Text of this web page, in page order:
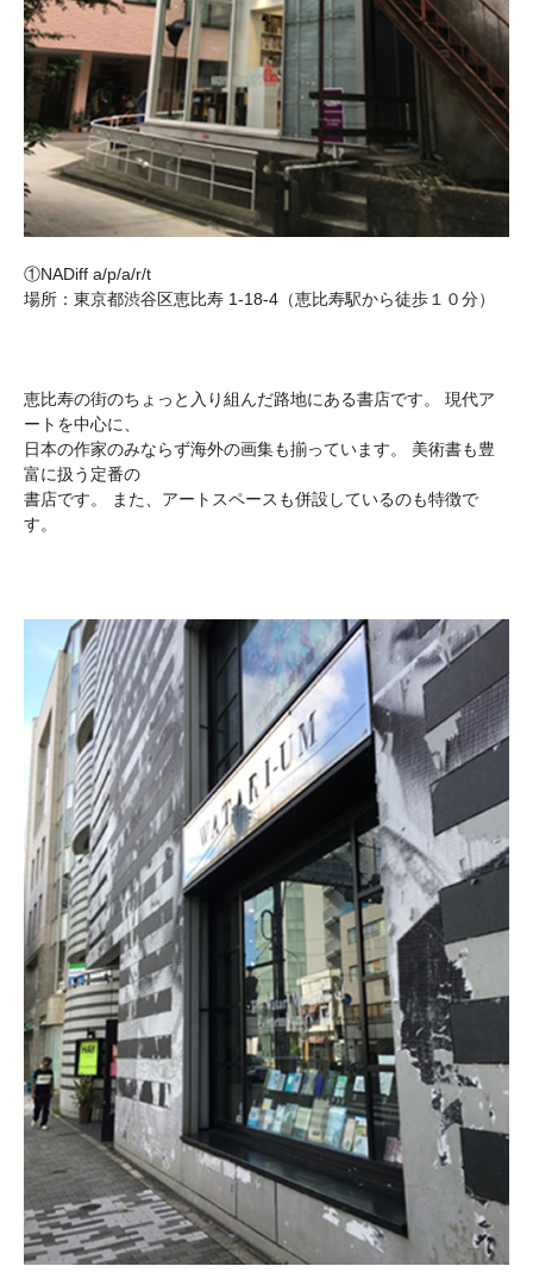
①NADiff a/p/a/r/t
場所：東京都渋谷区恵比寿 1-18-4（恵比寿駅から徒歩１０分）
恵比寿の街のちょっと入り組んだ路地にある書店です。 現代ア
ートを中心に、
日本の作家のみならず海外の画集も揃っています。 美術書も豊
富に扱う定番の
書店です。 また、アートスペースも併設しているのも特徴で
す。